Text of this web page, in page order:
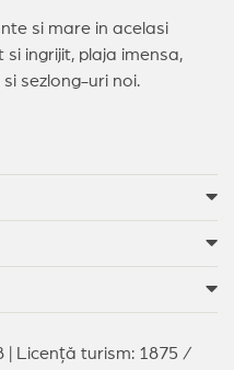
si mare in acelasi
ingrijit, plaja imensa,
sezlong-uri noi.
| Licență turism: 1875 /